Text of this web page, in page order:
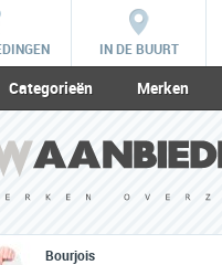
IN DE BUURT
Categorieën Merken
Bourjois